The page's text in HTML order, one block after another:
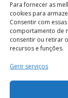
Para fornecer as
cookies para
Consentir com
comportamento de
consentir ou retirar
recursos e funções.
Gerir serviços
Termos e